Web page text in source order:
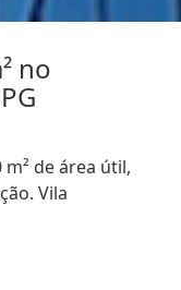
no
de área útil,
Vila